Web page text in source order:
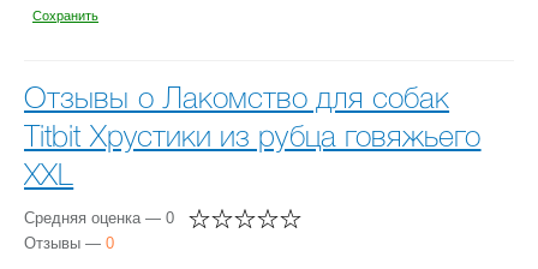
Сохранить
Отзывы о Лакомство для собак
Titbit Хрустики из рубца говяжьего
XXL
Средняя оценка — 0
Отзывы — 0